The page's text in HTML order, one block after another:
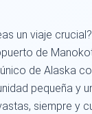
un viaje
de
de Alaska
pequeña y
siempre y